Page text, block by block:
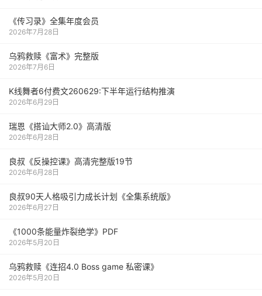
《传习录》全集年度会员
2026年7月28日
乌鸦救赎《富术》完整版
2026年7月6日
K线舞者6付费文260629:下半年运行结构推演
2026年6月29日
瑞恩《搭讪大师2.0》高清版
2026年6月28日
良叔《反操控课》高清完整版19节
2026年6月28日
良叔90天人格吸引力成长计划《全集系统版》
2026年6月27日
《1000‮能条‬‎量‮裂炸‬‎绝学》PDF
2026年5月20日
乌鸦救赎《连招4.0 Boss game 私密课》
2026年5月20日